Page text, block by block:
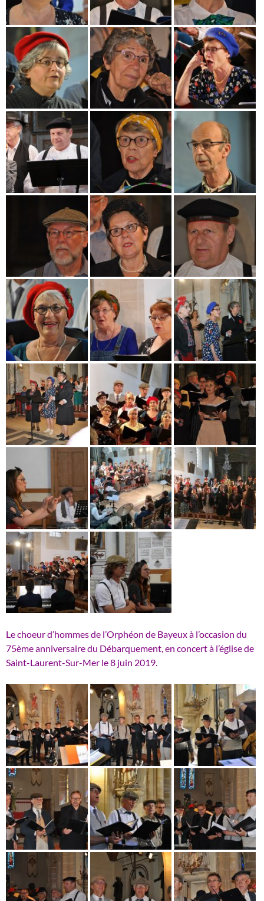
Le choeur d’hommes de l’Orphéon de Bayeux à l’occasion du
75ème anniversaire du Débarquement, en concert à l’église de
Saint-Laurent-Sur-Mer le 8 juin 2019.